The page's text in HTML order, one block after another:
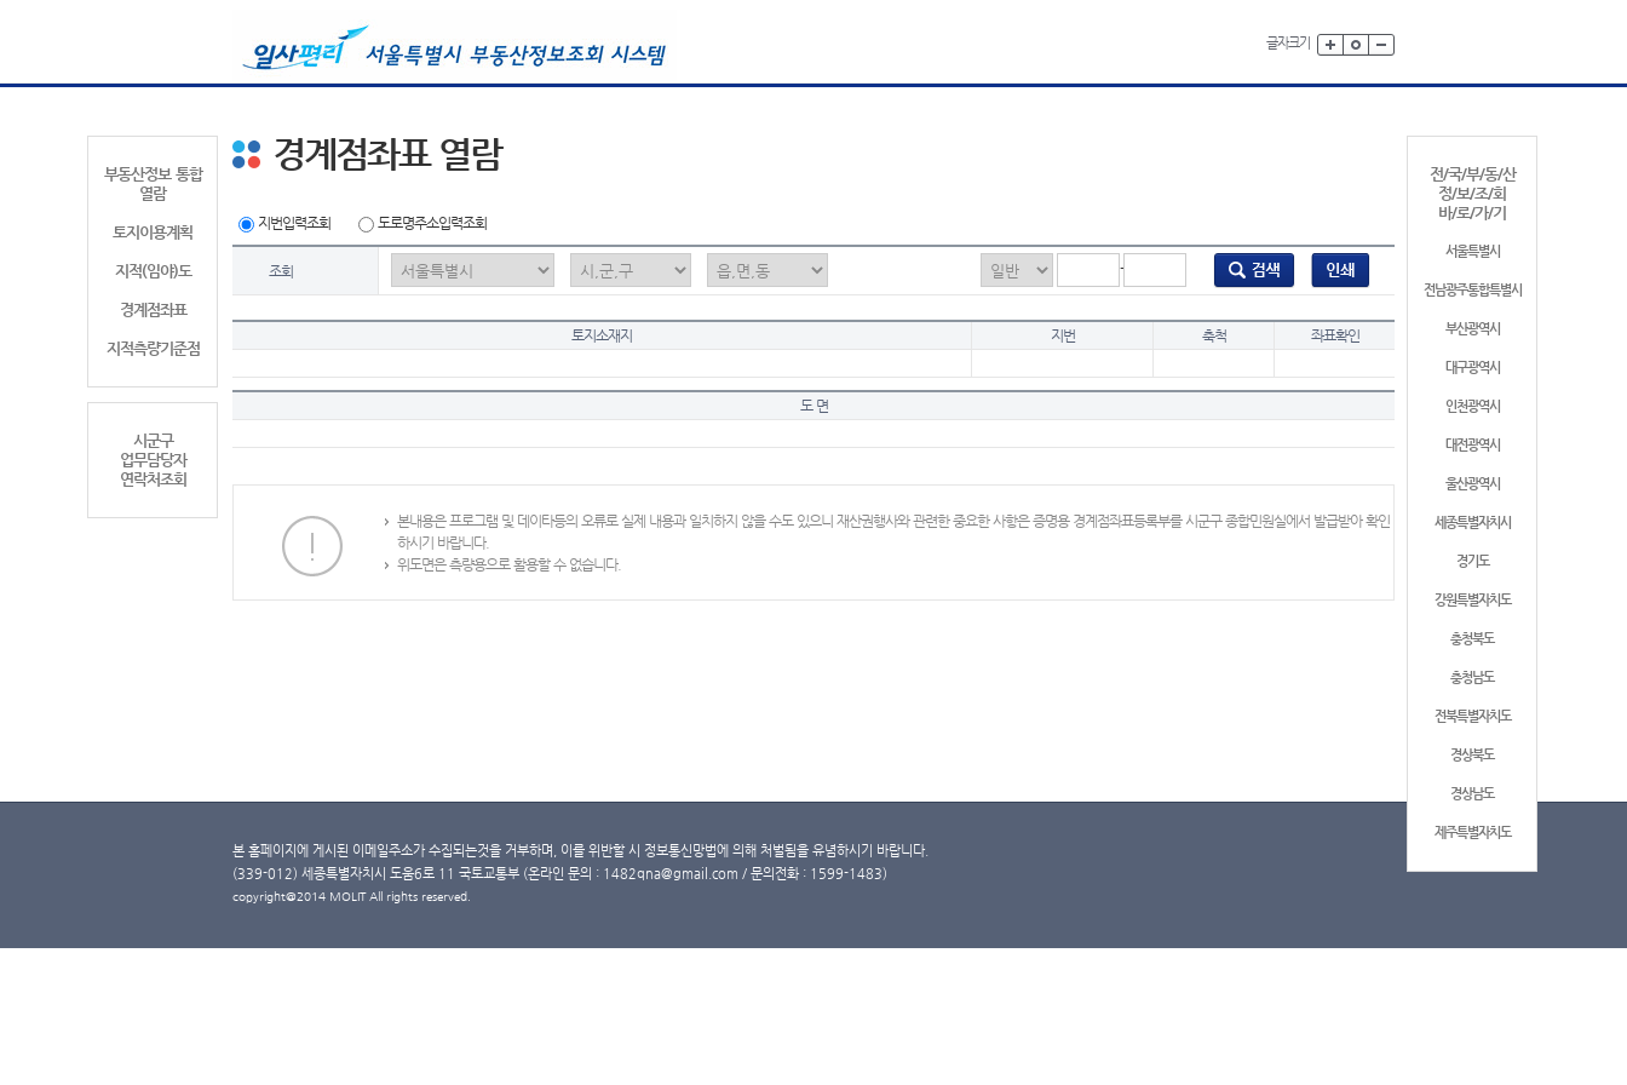
글자크기
부동산정보 통합
열람
토지이용계획
지적(임야)도
경계점좌표
지적측량기준점
시군구
업무담당자
연락처조회
전/국/부/동/산
정/보/조/회
바/로/가/기
서울특별시
전남광주통합특별시
부산광역시
대구광역시
인천광역시
대전광역시
울산광역시
세종특별자치시
경기도
강원특별자치도
충청북도
충청남도
전북특별자치도
경상북도
경상남도
제주특별자치도
경계점좌표 열람
지번입력조회 도로명주소입력조회
조회 -
토지소재지 지번 축척 좌표확인
도 면
본내용은 프로그램 및 데이타등의 오류로 실제 내용과 일치하지 않을 수도 있으니 재산권행사와 관련한 중요한 사항은 증명용 경계점좌표등록부를 시군구 종합민원실에서 발급받아 확인
하시기 바랍니다.
위도면은 측량용으로 활용할 수 없습니다.
본 홈페이지에 게시된 이메일주소가 수집되는것을 거부하며, 이를 위반할 시 정보통신망법에 의해 처벌됨을 유념하시기 바랍니다.
(339-012) 세종특별자치시 도움6로 11 국토교통부 (온라인 문의 : 1482qna@gmail.com / 문의전화 : 1599-1483)
copyright@2014 MOLIT All rights reserved.